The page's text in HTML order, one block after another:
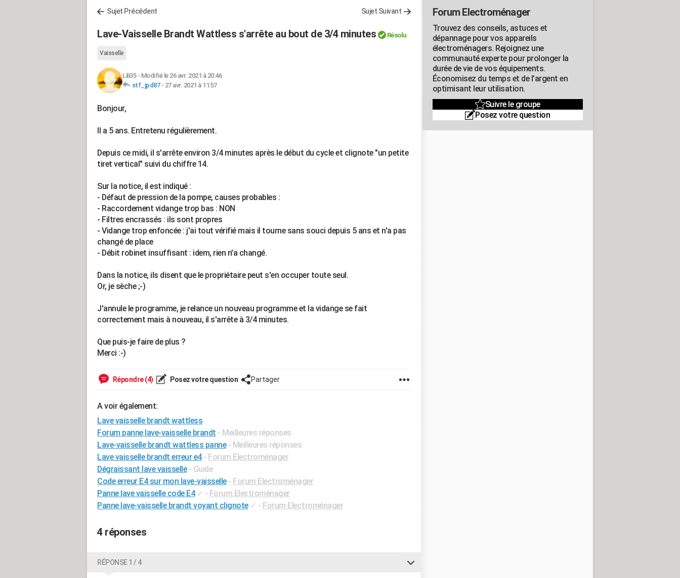
Sujet Précédent Sujet Suivant
Lave-Vaisselle Brandt Wattless s'arrête au bout de 3/4 minutes Résolu
Vaisselle
Lili35- Modifié le 26 avr. 2021 à 20:46
stf_jpd87- 27 avr. 2021 à 11:57
Bonjour,
Il a 5 ans. Entretenu régulièrement.
Depuis ce midi, il s'arrête environ 3/4 minutes après le début du cycle et clignote "un petite
tiret vertical" suivi du chiffre 14.
Sur la notice, il est indiqué :
- Défaut de pression de la pompe, causes probables :
- Raccordement vidange trop bas : NON
- Filtres encrassés : ils sont propres
- Vidange trop enfoncée : j'ai tout vérifié mais il tourne sans souci depuis 5 ans et n'a pas
changé de place
- Débit robinet insuffisant : idem, rien n'a changé.
Dans la notice, ils disent que le propriétaire peut s'en occuper toute seul.
Or, je sèche ;-)
J'annule le programme, je relance un nouveau programme et la vidange se fait
correctement mais à nouveau, il s'arrête à 3/4 minutes.
Que puis-je faire de plus ?
Merci :-)
Répondre (4) Posez votre question Partager
A voir également:
Lave vaisselle brandt wattless
Forum panne lave-vaisselle brandt - Meilleures réponses
Lave-vaisselle brandt wattless panne - Meilleures réponses
Lave vaisselle brandt erreur e4 - Forum Electroménager
Dégraissant lave vaisselle - Guide
Code erreur E4 sur mon lave-vaisselle - Forum Electroménager
Panne lave vaisselle code E4 ✓ - Forum Electroménager
Panne lave-vaisselle brandt voyant clignote ✓ - Forum Electroménager
4 réponses
RÉPONSE 1 / 4
Forum Electroménager
Trouvez des conseils, astuces et
dépannage pour vos appareils
électroménagers. Rejoignez une
communauté experte pour prolonger la
durée de vie de vos équipements.
Économisez du temps et de l'argent en
optimisant leur utilisation.
Suivre le groupe
Posez votre question